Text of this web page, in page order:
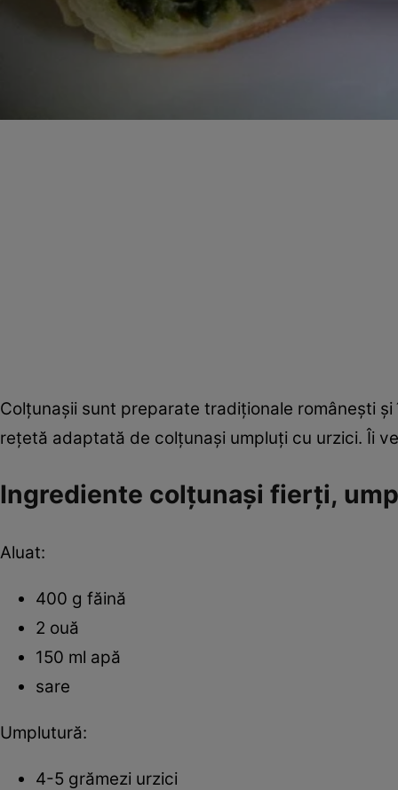
Colţunaşii sunt preparate tradiţionale româneşti
reţetă adaptată de colţunaşi umpluţi cu urzici. Îi
Ingrediente colţunaşi fierţi,
Aluat:
400 g făină
2 ouă
150 ml apă
sare
Umplutură:
4-5 grămezi urzici